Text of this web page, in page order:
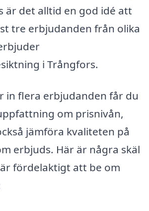
är det alltid en god idé att
tre erbjudanden från olika
i Trångfors.
in flera erbjudanden får du
om prisnivån,
jämföra kvaliteten på
erbjuds. Här är några skäl
fördelaktigt att be om